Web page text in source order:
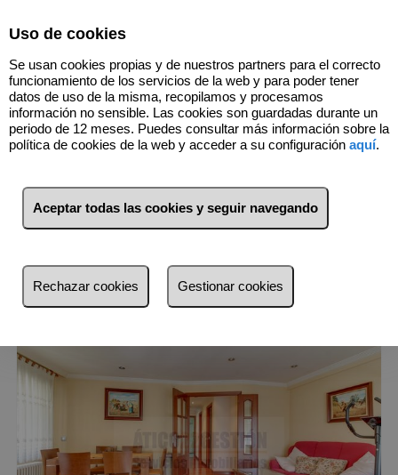
1 Inmuebles Centro (Salamanca)
más reciente
Menos reciente
Baratos
Pequeños
Uso de cookies
Se usan cookies propias y de nuestros partners para el correcto
funcionamiento de los servicios de la web y para poder tener
datos de uso de la misma, recopilamos y procesamos
información no sensible. Las cookies son guardadas durante un
periodo de 12 meses. Puedes consultar más información sobre la
política de cookies de la web y acceder a su configuración aquí.
Aceptar todas las cookies y seguir navegando
Rechazar cookies Gestionar cookies